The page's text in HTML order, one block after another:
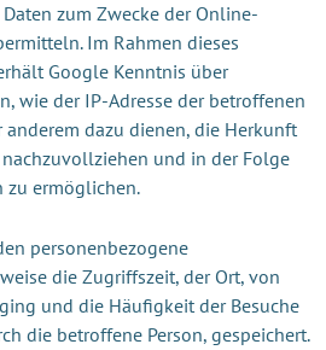
zum Zwecke der Online-
Im Rahmen dieses
Google Kenntnis über
wie der IP-Adresse der betroffenen
anderem dazu dienen, die Herkunft
und in der Folge
zu ermöglichen.
personenbezogene
die Zugriffszeit, der Ort, von
und die Häufigkeit der Besuche
die betroffene Person, gespeichert.